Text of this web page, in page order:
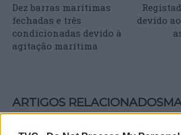
Dez barras marítimas
fechadas e três
condicionadas devido à
agitação marítima
devido
ARTIGOS RELACIONADOS